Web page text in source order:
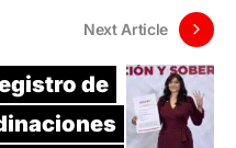
Next Article
de